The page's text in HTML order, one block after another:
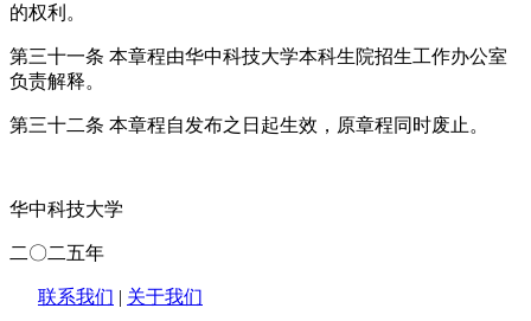
的权利。
第三十一条 本章程由华中科技大学本科生院招生工作办公室
负责解释。
第三十二条 本章程自发布之日起生效，原章程同时废止。
华中科技大学
二〇二五年
联系我们 | 关于我们